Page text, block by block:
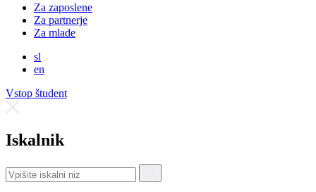
Za zaposlene
Za partnerje
Za mlade
sl
en
Vstop študent
Iskalnik